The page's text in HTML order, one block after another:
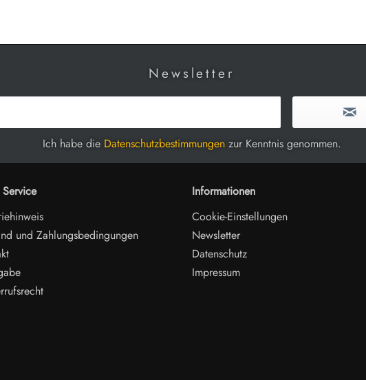
Newsletter
Ich habe die Datenschutzbestimmungen zur Kenntnis genommen.
und Zahlungsbedingungen
Informationen
Cookie-Einstellungen
Newsletter
Datenschutz
Impressum